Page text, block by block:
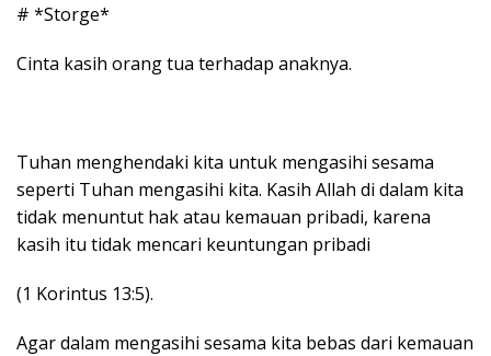
# *Storge*
Cinta kasih orang tua terhadap anaknya.
Tuhan menghendaki kita untuk mengasihi sesama
seperti Tuhan mengasihi kita. Kasih Allah di dalam kita
tidak menuntut hak atau kemauan pribadi, karena
kasih itu tidak mencari keuntungan pribadi
(1 Korintus 13:5).
Agar dalam mengasihi sesama kita bebas dari kemauan